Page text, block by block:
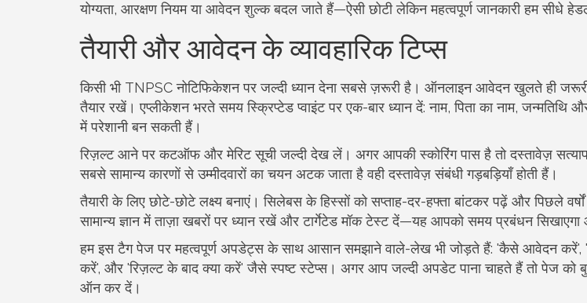
योग्यता, आरक्षण नियम या आवेदन शुल्क बदल जाते हैं—ऐसी छोटी लेकिन महत्वपूर्ण जानकारी हम सीधे
तैयारी और आवेदन के व्यावहारिक टिप्स
किसी भी TNPSC नोटिफिकेशन पर जल्दी ध्यान देना सबसे ज़रूरी है। ऑनलाइन आवेदन खुलते ही
तैयार रखें। एप्लीकेशन भरते समय स्क्रिप्टेड प्वाइंट पर एक-बार ध्यान दें: नाम, पिता का नाम, जन्मतिथि
में परेशानी बन सकती हैं।
रिज़ल्ट आने पर कटऑफ और मेरिट सूची जल्दी देख लें। अगर आपकी स्कोरिंग पास है तो दस्तावेज़
सबसे सामान्य कारणों से उम्मीदवारों का चयन अटक जाता है वही दस्तावेज़ संबंधी गड़बड़ियाँ होती हैं।
तैयारी के लिए छोटे-छोटे लक्ष्य बनाएं। सिलेबस के हिस्सों को सप्ताह-दर-हफ्ता बांटकर पढ़ें और पिछले
सामान्य ज्ञान में ताज़ा खबरों पर ध्यान रखें और टार्गेटेड मॉक टेस्ट दें—यह आपको समय प्रबंधन सिखाएगा
हम इस टैग पेज पर महत्वपूर्ण अपडेट्स के साथ आसान समझाने वाले-लेख भी जोड़ते हैं: 'कैसे आवेदन करें',
करें', और 'रिज़ल्ट के बाद क्या करें' जैसे स्पष्ट स्टेप्स। अगर आप जल्दी अपडेट पाना चाहते हैं तो पेज को
ऑन कर दें।